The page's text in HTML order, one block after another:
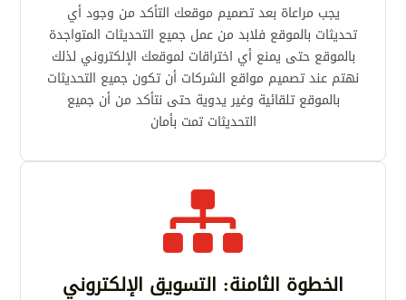
يجب مراعاة بعد تصميم موقعك التأكد من وجود أي
تحديثات بالموقع فلابد من عمل جميع التحديثات المتواجدة
بالموقع حتى يمنع أي اختراقات لموقعك الإلكتروني لذلك
نهتم عند تصميم مواقع الشركات أن تكون جميع التحديثات
بالموقع تلقائية وغير يدوية حتى نتأكد من أن جميع
التحديثات تمت بأمان

الخطوة الثامنة: التسويق الإلكتروني